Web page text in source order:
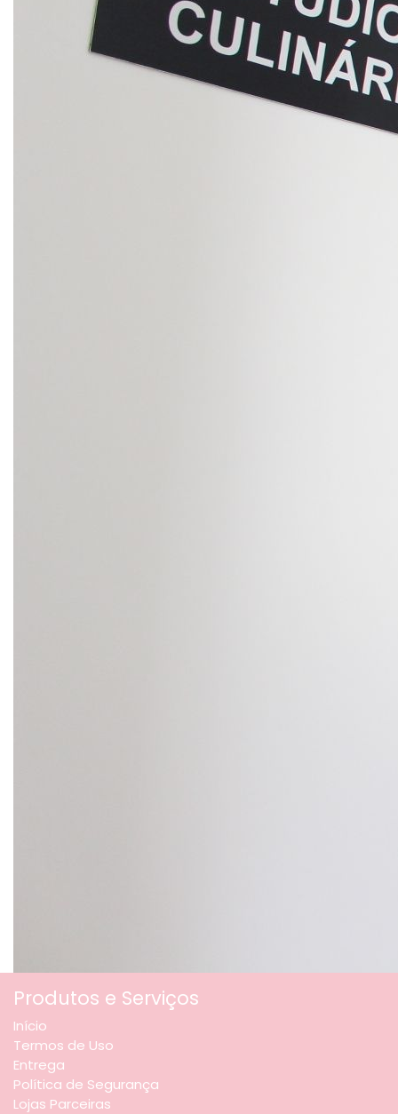
Produtos e Serviços
Início
Termos de Uso
Entrega
Política de Segurança
Lojas Parceiras